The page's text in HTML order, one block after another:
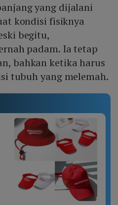
yang dijalani
kondisi fisiknya
begitu,
padam. Ia tetap
bahkan ketika harus
tubuh yang melemah.